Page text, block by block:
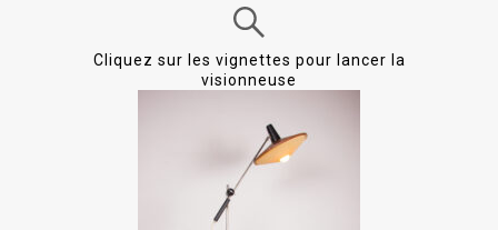
Cliquez sur les vignettes pour lancer la
visionneuse